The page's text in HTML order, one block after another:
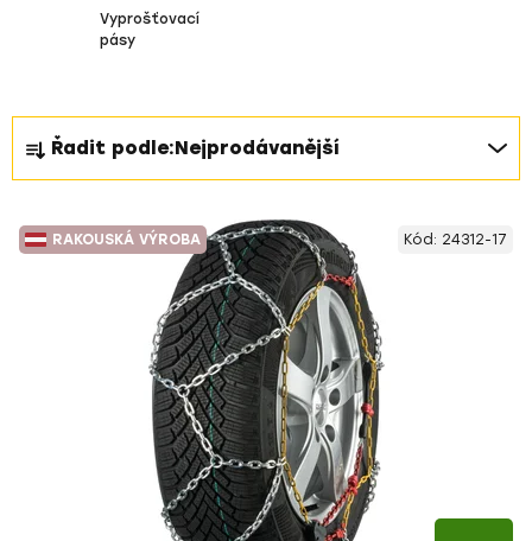
Vyprošťovací
pásy
Ř
a
z
e
n
Řadit podle:Nejprodávanější
V
ý
RAKOUSKÁ VÝROBA Kód: 24312-17